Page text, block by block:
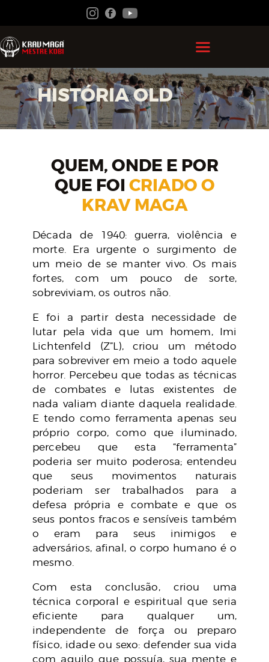
HISTÓRIA OLD
HOME
GRÃO MESTRE KOBI
KRAV MAGA
ACADEMIAS
CONTATO
QUEM, ONDE E POR
QUE FOI CRIADO O
KRAV MAGA
Década de 1940: guerra, violência e
morte. Era urgente o surgimento de
um meio de se manter vivo. Os mais
fortes, com um pouco de sorte,
sobreviviam, os outros não.
E foi a partir desta necessidade de
lutar pela vida que um homem, Imi
Lichtenfeld (Z”L), criou um método
para sobreviver em meio a todo aquele
horror. Percebeu que todas as técnicas
de combates e lutas existentes de
nada valiam diante daquela realidade.
E tendo como ferramenta apenas seu
próprio corpo, como que iluminado,
percebeu que esta “ferramenta”
poderia ser muito poderosa; entendeu
que seus movimentos naturais
poderiam ser trabalhados para a
defesa própria e combate e que os
seus pontos fracos e sensíveis também
o eram para seus inimigos e
adversários, afinal, o corpo humano é o
mesmo.
Com esta conclusão, criou uma
técnica corporal e espiritual que seria
eficiente para qualquer um,
independente de força ou preparo
físico, idade ou sexo: defender sua vida
com aquilo que possuía, sua mente e